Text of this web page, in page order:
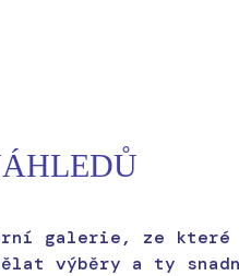
galerie, ze které
výběry a ty